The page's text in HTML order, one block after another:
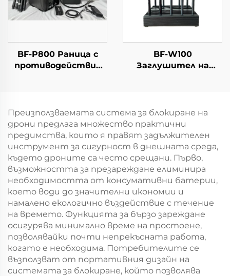
BF-P800 Раница с
противодействие
BF-W100
Заглушител на
Преизползваемата система за блокиране на
дрони предлага множество практични
предимства, които я правят задължителен
инструмент за сигурност в днешната среда,
където дроните са често срещани. Първо,
възможността за презареждане елиминира
необходимостта от консумативни батерии,
което води до значителни икономии и
намалено екологично въздействие с течение
на времето. Функцията за бързо зареждане
осигурява минимално време на простоене,
позволявайки почти непрекъсната работа,
когато е необходима. Потребителите се
възползват от портативния дизайн на
системата за блокиране, който позволява